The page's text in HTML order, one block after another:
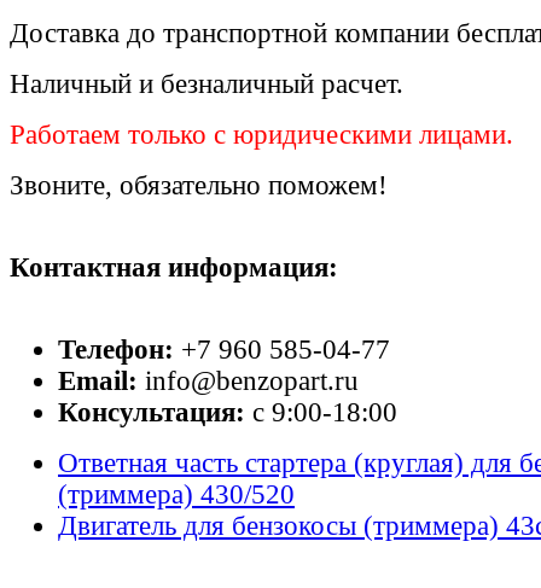
Доставка до транспортной компании
Наличный и безналичный расчет.
Работаем только с юридическими лицами.
Звоните, обязательно поможем!
Контактная информация:
Телефон: +7 960 585-04-77
Email: info@benzopart.ru
Консультация: с 9:00-18:00
Ответная часть стартера (круглая) для
(триммера) 430/520
Двигатель для бензокосы (триммера)